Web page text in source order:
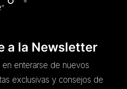
”
a la Newsletter
en enterarse de nuevos
exclusivas y consejos de